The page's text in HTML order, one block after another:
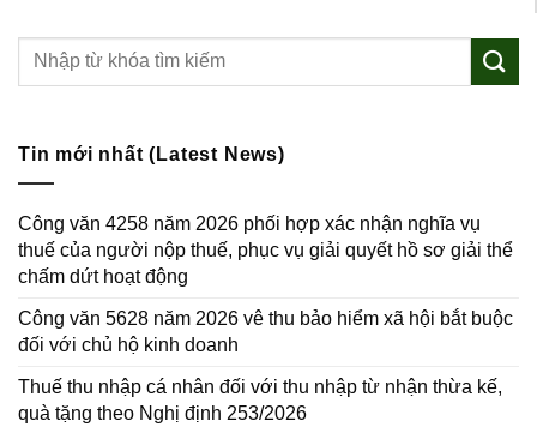
Tin mới nhất (Latest News)
Công văn 4258 năm 2026 phối hợp xác nhận nghĩa vụ
thuế của người nộp thuế, phục vụ giải quyết hồ sơ giải thể
chấm dứt hoạt động
Công văn 5628 năm 2026 vê thu bảo hiểm xã hội bắt buộc
đối với chủ hộ kinh doanh
Thuế thu nhập cá nhân đối với thu nhập từ nhận thừa kế,
quà tặng theo Nghị định 253/2026